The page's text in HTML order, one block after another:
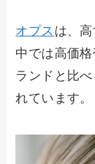
オプス は、
中では高価
ランドと比
れています。